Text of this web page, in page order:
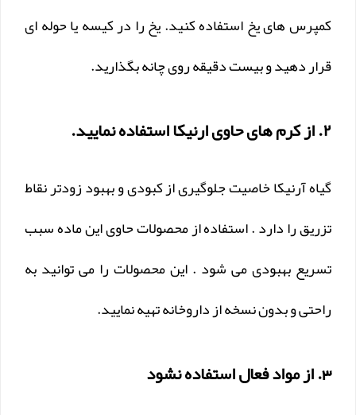
کمپرس های یخ استفاده کنید. یخ را در کیسه یا حوله ای
قرار دهید و بیست دقیقه روی چانه بگذارید.
۲. از کرم های حاوی ارنیکا استفاده نمایید.
گیاه آرنیکا خاصیت جلوگیری از کبودی و بهبود زودتر نقاط
تزریق را دارد . استفاده از محصولات حاوی این ماده سبب
تسریع بهبودی می شود . این محصولات را می توانید به
راحتی و بدون نسخه از داروخانه تهیه نمایید.
3. از مواد فعال استفاده نشود